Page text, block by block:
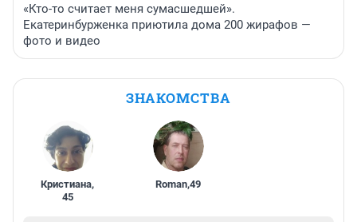
«Кто-то считает меня сумасшедшей».
Екатеринбурженка приютила дома 200 жирафов —
фото и видео
ЗНАКОМСТВА
Кристиана,
45
Roman,49